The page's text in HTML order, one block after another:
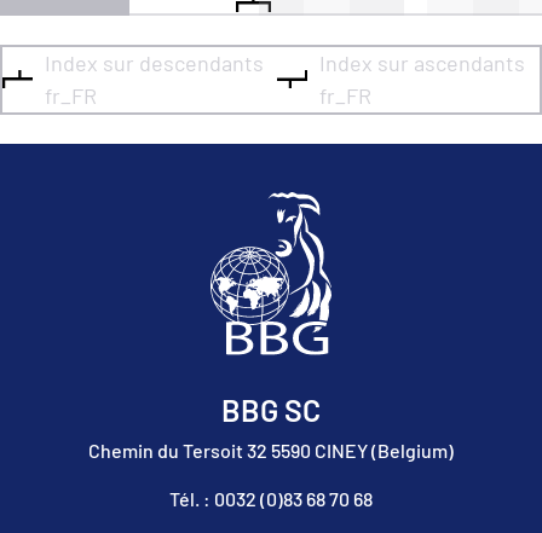
Index sur descendants
fr_FR
Index sur ascendants
fr_FR
BBG SC
Chemin du Tersoit 32 5590 CINEY (Belgium)
Tél. : 0032 (0)83 68 70 68